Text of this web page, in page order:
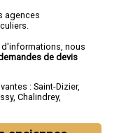
agences
nous
de devis
: Saint-Dizier,
, Chalindrey,